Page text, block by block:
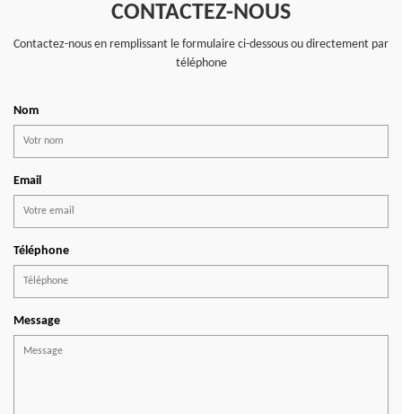
CONTACTEZ-NOUS
Contactez-nous en remplissant le formulaire ci-dessous ou directement par
téléphone
Nom
Email
Téléphone
Message